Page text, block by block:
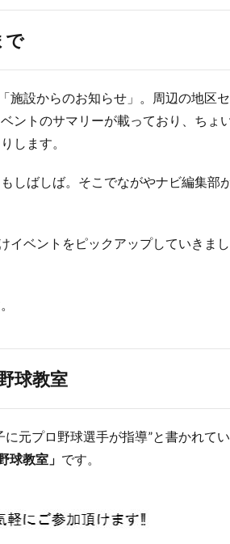
で
施設からのお知らせ」。周辺の地区セ
ントのサマリーが載っており、ちょ
します。
しばしば。そこでながやナビ編集部
イベントをピックアップしていきまし
球教室
元プロ野球選手が指導”と書かれてい
球教室」 です。